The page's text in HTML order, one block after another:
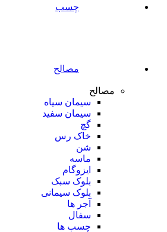
چسب
مصالح
مصالح
سیمان سیاه
سیمان سفید
گچ
خاک رس
شن
ماسه
ایزوگام
بلوک سبک
بلوک سیمانی
آجر ها
سفال
چسب ها